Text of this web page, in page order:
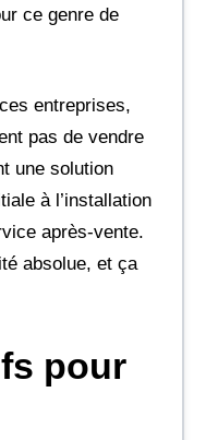
ce genre de
entreprises,
pas de vendre
une solution
à l’installation
après-vente.
absolue, et ça
pour